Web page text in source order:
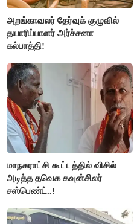
அறங்காவலர் தேர்வுக் குழுவில்
தயாரிப்பாளர் அர்ச்சனா
கல்பாத்தி!
மாநகராட்சி கூட்டத்தில் விசில்
அடித்த தவெக கவுன்சிலர்
சஸ்பெண்ட்..!